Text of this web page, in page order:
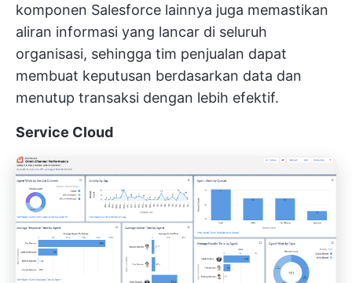
komponen Salesforce lainnya juga memastikan
aliran informasi yang lancar di seluruh
organisasi, sehingga tim penjualan dapat
membuat keputusan berdasarkan data dan
menutup transaksi dengan lebih efektif.
Service Cloud